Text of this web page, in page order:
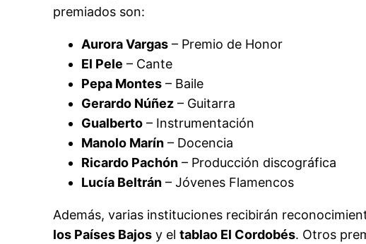
premiados son:
Aurora Vargas – Premio de Honor
El Pele – Cante
Pepa Montes – Baile
Gerardo Núñez – Guitarra
Gualberto – Instrumentación
Manolo Marín – Docencia
Ricardo Pachón – Producción discográfica
Lucía Beltrán – Jóvenes Flamencos
Además, varias instituciones recibirán
los Países Bajos y eltablao El Cordobés. Otros